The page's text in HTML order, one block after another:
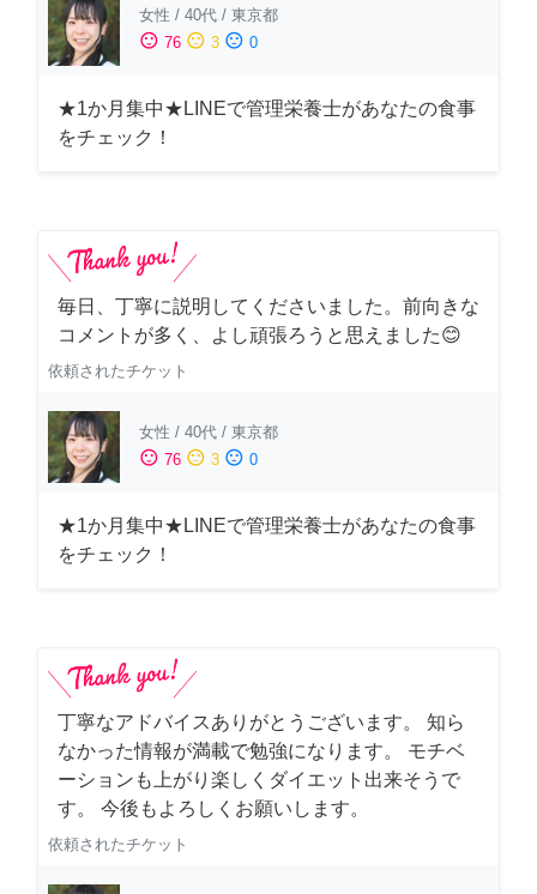
女性 / 40代 / 東京都
sentiment_satisfied 76 sentiment_neutral 3 sentiment_dissatisfied 0
★1か月集中★LINEで管理栄養士があなたの食事
をチェック！
毎日、丁寧に説明してくださいました。前向きな
コメントが多く、よし頑張ろうと思えました😊
依頼されたチケット
女性 / 40代 / 東京都
sentiment_satisfied 76 sentiment_neutral 3 sentiment_dissatisfied 0
★1か月集中★LINEで管理栄養士があなたの食事
をチェック！
丁寧なアドバイスありがとうございます。 知ら
なかった情報が満載で勉強になります。 モチベ
ーションも上がり楽しくダイエット出来そうで
す。 今後もよろしくお願いします。
依頼されたチケット